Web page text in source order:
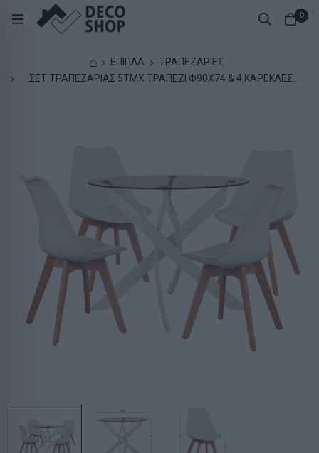
0
⌂ ΕΠΙΠΛΑ
ΤΡΑΠΕΖΑΡΙΕΣ
ΣΕΤ ΤΡΑΠΕΖΑΡΙΑΣ 5ΤΜΧ ΤΡΑΠΕΖΙ Φ90X74 & 4 ΚΑΡΕΚΛΕΣ